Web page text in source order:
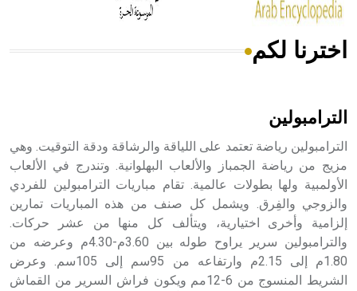
هل تعلم أن الأبسيد كلمة فرنسية اللفظ تم اعتمادها مصطلحاً
- هل تعلم أن أبجر Abgar اسم معروف جيداً يعود إلى عدد من
الملوك الذين حكموا مدينة إديسا (الرها) من أبجر الأول وحتى
التاسع، وهم ينتسبون إلى أسرة أوسروين
اخترنا لكم
الترامبولين
الترامبولين رياضة تعتمد على اللياقة والرشاقة ودقة التوقيت. وهي
مزيج من رياضة الجمباز والألعاب البهلوانية. وتندرج في الألعاب
الأولمبية ولها بطولات عالمية. تقام مباريات الترامبولين للفردي
والزوجي والفِرق. ويشمل كل صنف من هذه المباريات تمارين
إلزامية وأخرى اختيارية، ويتألف كل منها من عشر حركات.
والترامبولين سرير يراوح طوله بين 3.60م-4.30م وعرضه من
1.80م إلى 2.15م وارتفاعه من 95سم إلى 105سم. وعرض
الشريط المنسوج من 6-12مم ويكون فراش السرير من القماش